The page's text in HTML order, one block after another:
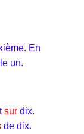
En
un.
sur dix.
de dix.